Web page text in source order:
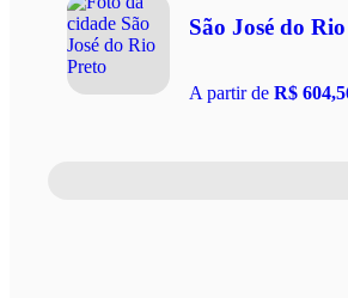
São José do
A partir de R$